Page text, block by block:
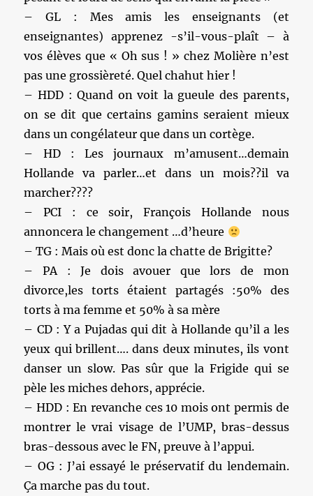
– GL : Mes amis les enseignants (et
enseignantes) apprenez -s’il-vous-plaît – à
vos élèves que « Oh sus ! » chez Molière n’est
pas une grossièreté. Quel chahut hier !
– HDD : Quand on voit la gueule des parents,
on se dit que certains gamins seraient mieux
dans un congélateur que dans un cortège.
– HD : Les journaux m’amusent…demain
Hollande va parler…et dans un mois??il va
marcher????
– PCI : ce soir, François Hollande nous
annoncera le changement …d’heure
– TG : Mais où est donc la chatte de Brigitte?
– PA : Je dois avouer que lors de mon
divorce,les torts étaient partagés :50% des
torts à ma femme et 50% à sa mère
– CD : Y a Pujadas qui dit à Hollande qu’il a les
yeux qui brillent…. dans deux minutes, ils vont
danser un slow. Pas sûr que la Frigide qui se
pèle les miches dehors, apprécie.
– HDD : En revanche ces 10 mois ont permis de
montrer le vrai visage de l’UMP, bras-dessus
bras-dessous avec le FN, preuve à l’appui.
– OG : J’ai essayé le préservatif du lendemain.
Ça marche pas du tout.